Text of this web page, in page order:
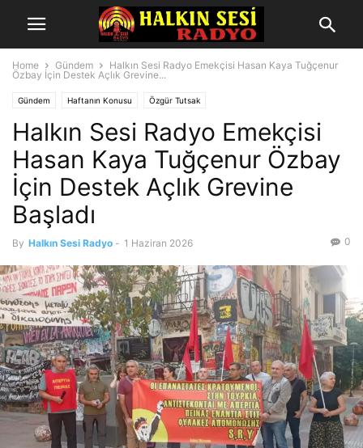
Home Gündem
Halkın Sesi Radyo Emekçisi Hasan Kaya Tuğçenur
Özbay İçin Destek Açlık Grevine...
Gündem Haftanın Konusu Özgür Tutsak
Halkın Sesi Radyo Emekçisi
Hasan Kaya Tuğçenur Özbay
İçin Destek Açlık Grevine
Başladı
By Halkın Sesi Radyo - 1 Haziran 2026 0